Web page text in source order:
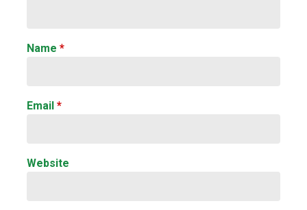
Name *
Email *
Website